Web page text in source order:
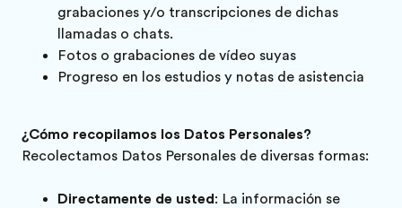
grabaciones y/o transcripciones de dichas
llamadas o chats.
Fotos o grabaciones de vídeo suyas
Progreso en los estudios y notas de asistencia
¿Cómo recopilamos los Datos Personales?
Recolectamos Datos Personales de diversas formas:
Directamente de usted: La información se